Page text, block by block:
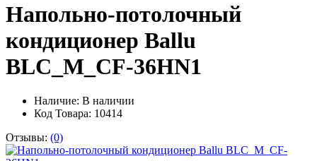
Напольно-потолочный
кондиционер Ballu
BLC_M_CF-36HN1
Наличие: В наличии
Код Товара: 10414
Отзывы: (0)